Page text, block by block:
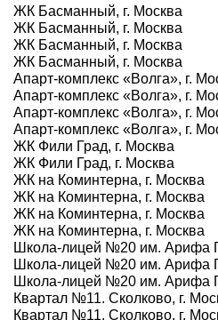
ЖК Басманный, г. Москва
ЖК Басманный, г. Москва
ЖК Басманный, г. Москва
ЖК Басманный, г. Москва
Апарт-комплекс «Волга», г.
Апарт-комплекс «Волга», г.
Апарт-комплекс «Волга», г.
Апарт-комплекс «Волга», г.
ЖК Фили Град, г. Москва
ЖК Фили Град, г. Москва
ЖК на Коминтерна, г. Москва
ЖК на Коминтерна, г. Москва
ЖК на Коминтерна, г. Москва
ЖК на Коминтерна, г. Москва
Школа-лицей №20 им. Арифа
Школа-лицей №20 им. Арифа
Школа-лицей №20 им. Арифа
Квартал №11. Сколково, г.
Квартал №11. Сколково, г.